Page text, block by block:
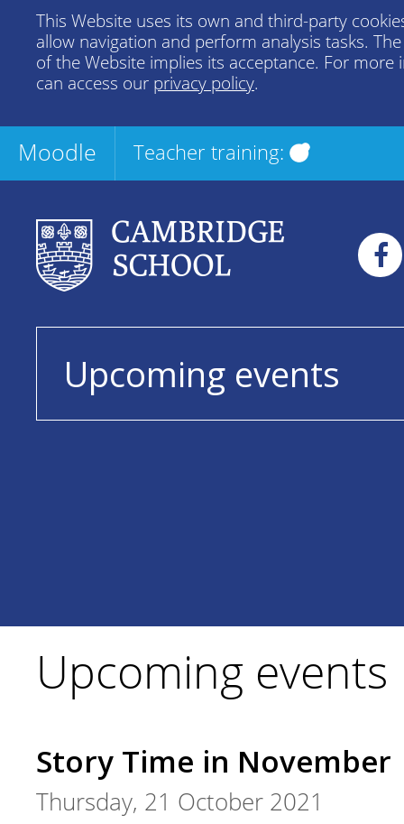
This Website uses its own and third-party
allow navigation and perform analysis tasks.
of the Website implies its acceptance. For more
can access our privacy policy.
Moodle Teacher training:
Upcoming events
Upcoming events
Story Time in November
Thursday, 21 October 2021